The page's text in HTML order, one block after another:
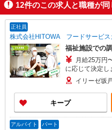
12件のこの求人と職種が同
正社員
株式会社HITOWA フードサービス
福祉施設での
月給25万円〜28万円 ※給与
に応じて決定し
イリーゼ坂
キープ
アルバイト パート